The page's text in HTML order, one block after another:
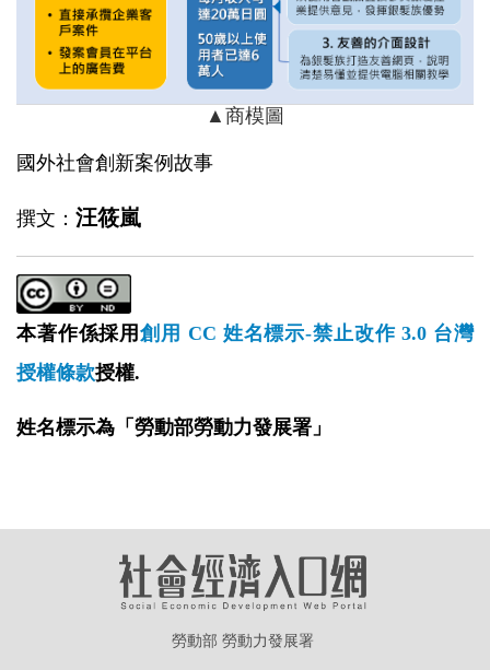
▲商模圖
國外社會創新案例故事
撰文： 汪筱嵐
本著作係採用創用 CC 姓名標示-禁止改作 3.0 台灣
授權條款授權.
姓名標示為「勞動部勞動力發展署」
勞動部 勞動力發展署